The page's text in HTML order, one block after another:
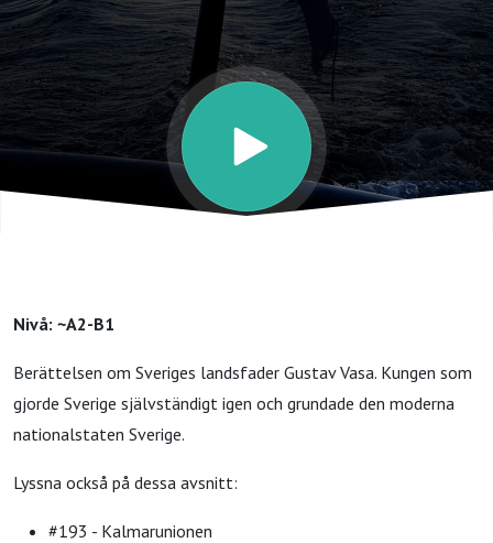
landsfader
Nivå: ~A2-B1
Berättelsen om Sveriges landsfader Gustav Vasa. Kungen som
gjorde Sverige självständigt igen och grundade den moderna
nationalstaten Sverige.
Lyssna också på dessa avsnitt:
#193 - Kalmarunionen